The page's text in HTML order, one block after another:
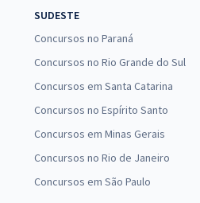
SUDESTE
Concursos no Paraná
Concursos no Rio Grande do Sul
Concursos em Santa Catarina
Concursos no Espírito Santo
Concursos em Minas Gerais
Concursos no Rio de Janeiro
Concursos em São Paulo